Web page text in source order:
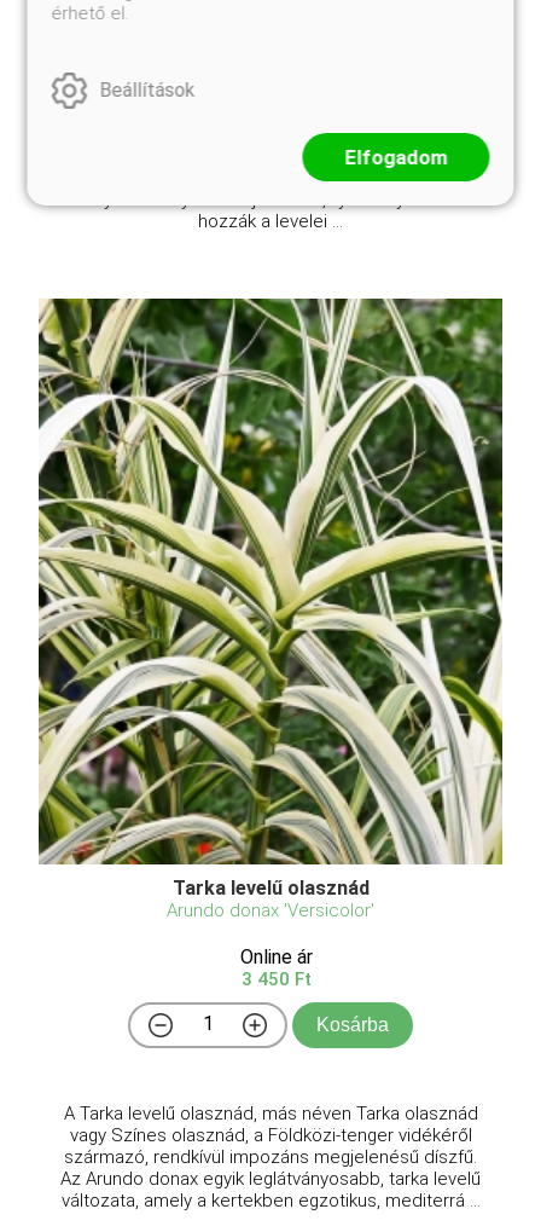
krémfehér, de a levéllemez is krémfehérrel
márványozott. Égszínkék virágai májusban nyílnak.
MInden kerttípusban jól alkalmazható. Egészen
hozzák a levelei ...
Tarka levelű olasznád
Arundo donax 'Versicolor'
Online ár
3 450 Ft
Kosárba
A Tarka levelű olasznád, más néven Tarka olasznád
vagy Színes olasznád, a Földközi-tenger vidékéről
származó, rendkívül impozáns megjelenésű díszfű.
Az Arundo donax egyik leglátványosabb, tarka levelű
változata, amely a kertekben egzotikus, mediterrá ...
érhető el.
Beállítások
Elfogadom